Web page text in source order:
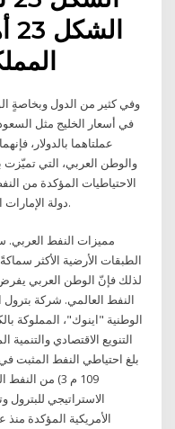
وفي كثير من الدول وبخاصةٍ
في أسعار الخليج مثل
عملتاهما بالدولار،
دولة الإمارات العربية المتحدة 3.175.7 ملايين برميل يوميا.
مميزات النفط العربي.
الطبقات الأرضية الأكثر
النفط العالمي. شركة بترول
الوطنية "اينوك"، المملوكة
التنويع الاقتصادي